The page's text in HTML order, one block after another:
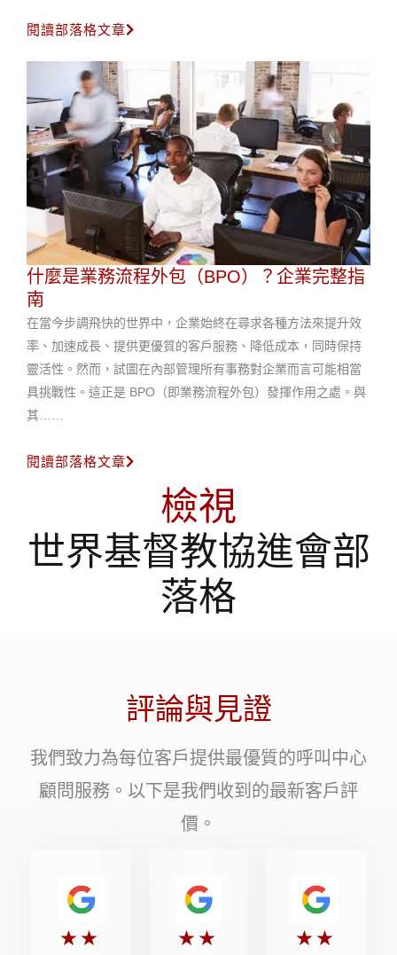
閱讀部落格文章
什麼是業務流程外包（BPO）？企業完整指
南
在當今步調飛快的世界中，企業始終在尋求各種方法來提升效
率、加速成長、提供更優質的客戶服務、降低成本，同時保持
靈活性。然而，試圖在內部管理所有事務對企業而言可能相當
具挑戰性。這正是 BPO（即業務流程外包）發揮作用之處。與
其……
閱讀部落格文章
檢視
世界基督教協進會部
落格
評論與見證
我們致力為每位客戶提供最優質的呼叫中心
顧問服務。以下是我們收到的最新客戶評
價。
★ ★
評
★ ★
評
★ ★
評